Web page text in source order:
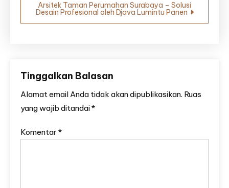
Arsitek Taman Perumahan Surabaya – Solusi
Desain Profesional oleh Djava Lumintu Panen
Tinggalkan Balasan
Alamat email Anda tidak akan dipublikasikan. Ruas
yang wajib ditandai*
Komentar *